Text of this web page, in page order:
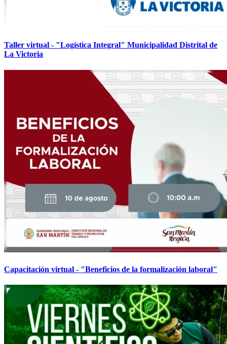
Taller virtual - "Logística Integral" Municipalidad Distrital de
La Victoria
Capacitación virtual - "Beneficios de la formalización laboral"